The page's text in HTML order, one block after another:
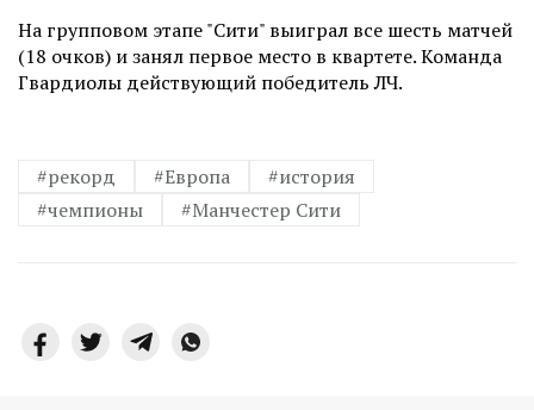
На групповом этапе "Сити" выиграл все шесть матчей
(18 очков) и занял первое место в квартете. Команда
Гвардиолы действующий победитель ЛЧ.
#рекорд #Европа
#история
#чемпионы
#Манчестер Сити